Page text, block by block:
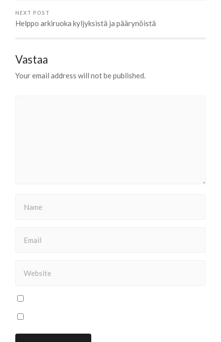
NEXT POST
Helppo arkiruoka kyljyksistä ja päärynöistä
Vastaa
Your email address will not be published.